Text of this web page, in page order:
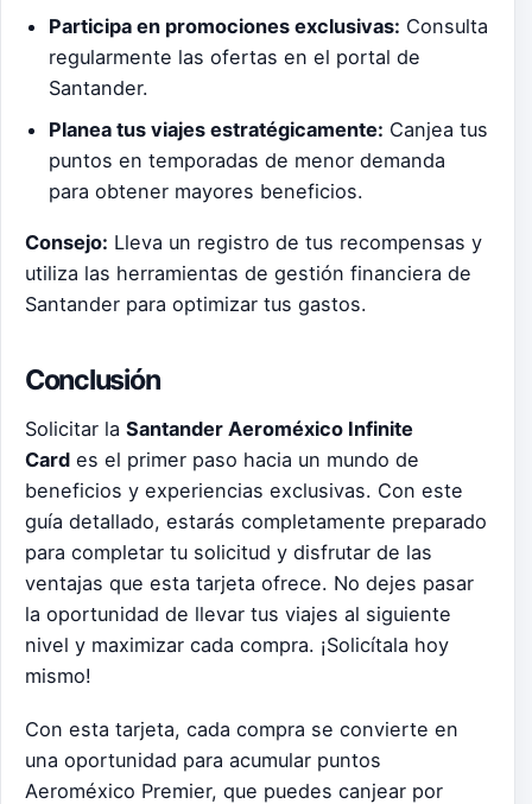
Participa en promociones exclusivas: Consulta
regularmente las ofertas en el portal de
Santander.
Planea tus viajes estratégicamente: Canjea tus
puntos en temporadas de menor demanda
para obtener mayores beneficios.
Consejo: Lleva un registro de tus recompensas y
utiliza las herramientas de gestión financiera de
Santander para optimizar tus gastos.
Conclusión
Solicitar la Santander Aeroméxico Infinite
Card es el primer paso hacia un mundo de
beneficios y experiencias exclusivas. Con este
guía detallado, estarás completamente preparado
para completar tu solicitud y disfrutar de las
ventajas que esta tarjeta ofrece. No dejes pasar
la oportunidad de llevar tus viajes al siguiente
nivel y maximizar cada compra. ¡Solicítala hoy
mismo!
Con esta tarjeta, cada compra se convierte en
una oportunidad para acumular puntos
Aeroméxico Premier, que puedes canjear por